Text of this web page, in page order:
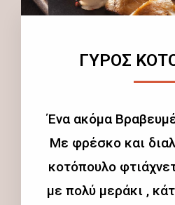
ΓΥΡΟΣ
Ένα ακόμα
Με φρέσκο και
κοτόπουλο
με πολύ μεράκι ,